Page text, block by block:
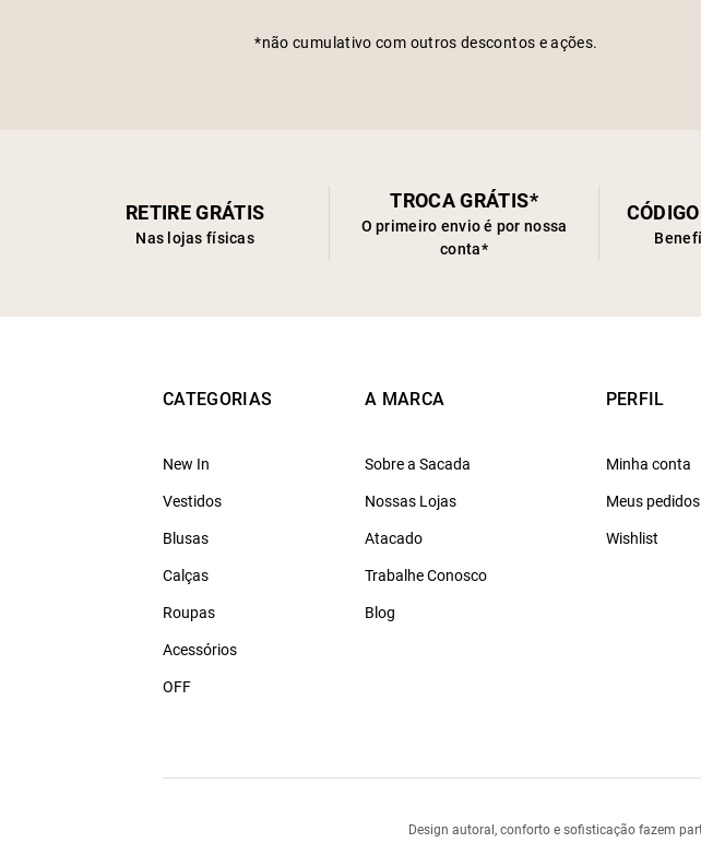
*não cumulativo com outros descontos e ações.
RETIRE GRÁTIS
Nas lojas físicas
TROCA GRÁTIS*
O primeiro envio é por nossa
conta*
CATEGORIAS
New In
Vestidos
Blusas
Calças
Roupas
Acessórios
OFF
A MARCA
Sobre a Sacada
Nossas Lojas
Atacado
Trabalhe Conosco
Blog
PERFIL
Minha conta
Meus pedidos
Wishlist
Design autoral, conforto e sofisticação fazem